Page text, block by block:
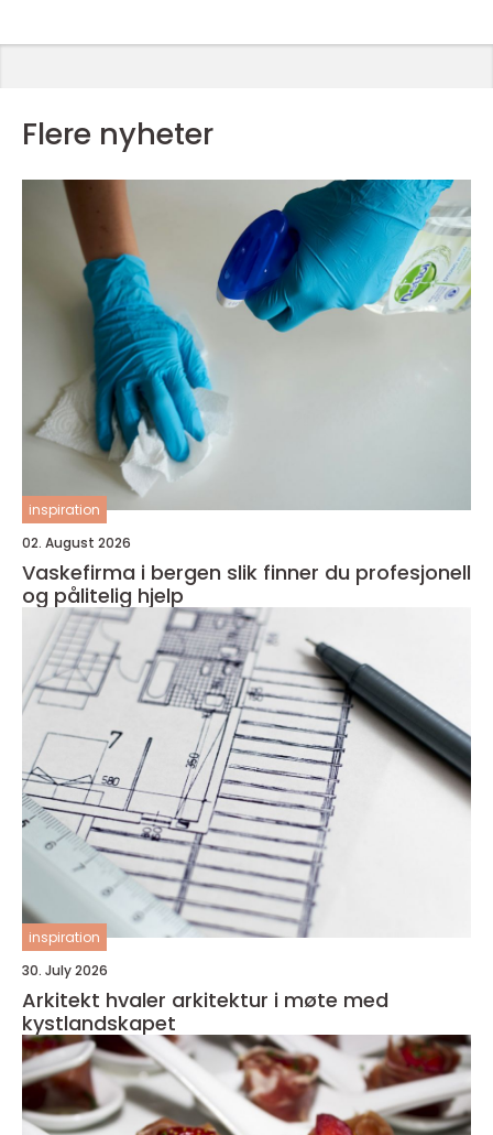
Flere nyheter
inspiration
02. August 2026
Vaskefirma i bergen slik finner du profesjonell
og pålitelig hjelp
inspiration
30. July 2026
Arkitekt hvaler arkitektur i møte med
kystlandskapet